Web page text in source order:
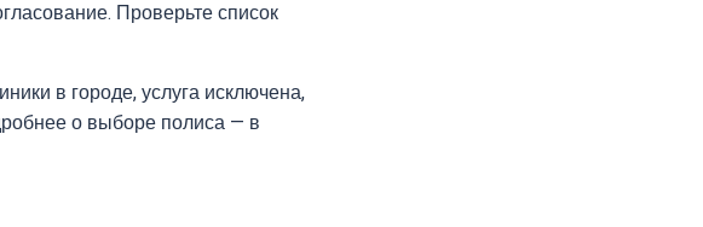
Проверьте список
в городе, услуга исключена,
о выборе полиса — в